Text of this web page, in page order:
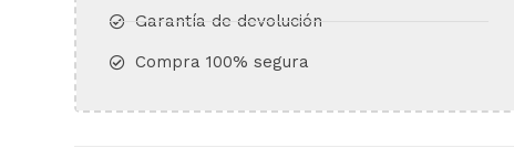
Garantía de devolución​
Compra 100% segura​